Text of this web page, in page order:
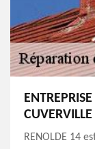
CUVERVILLE
RENOLDE 14